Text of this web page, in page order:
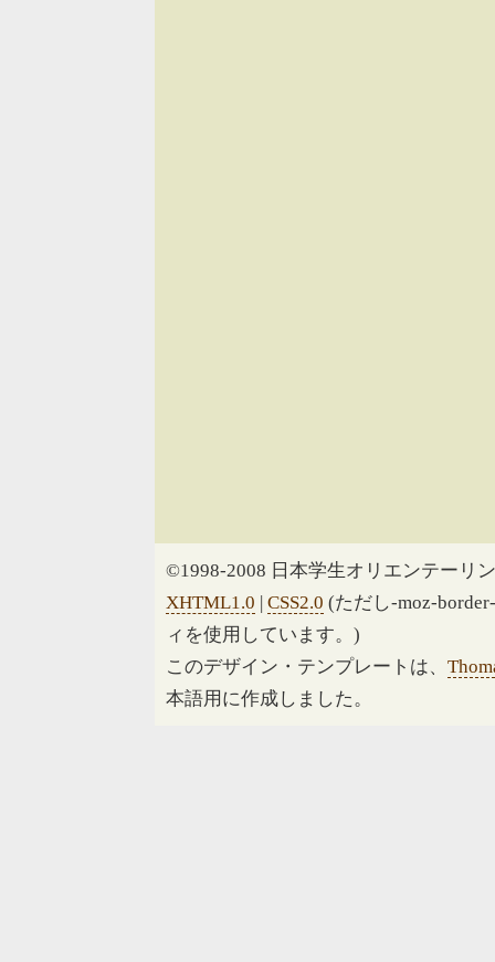
©1998-2008 日本学生オリエンテーリ
XHTML1.0 | CSS2.0 (ただし-moz-
ィを使用しています。)
このデザイン・テンプレートは、
本語用に作成しました。